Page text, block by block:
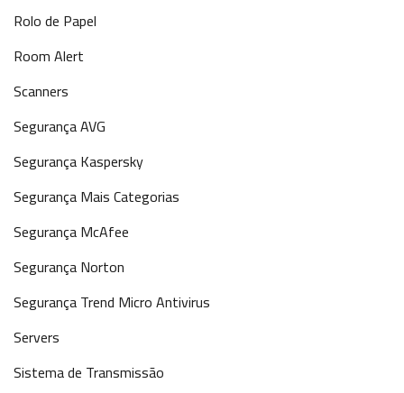
Rolo de Papel
Room Alert
Scanners
Segurança AVG
Segurança Kaspersky
Segurança Mais Categorias
Segurança McAfee
Segurança Norton
Segurança Trend Micro Antivirus
Servers
Sistema de Transmissão